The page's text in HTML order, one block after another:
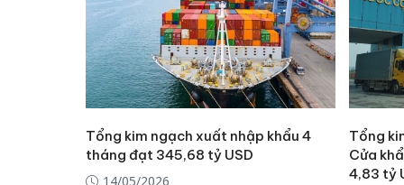
Tổng kim ngạch xuất nhập khẩu 4
tháng đạt 345,68 tỷ USD
14/05/2026
Tổng
Cửa
4,83 tỷ